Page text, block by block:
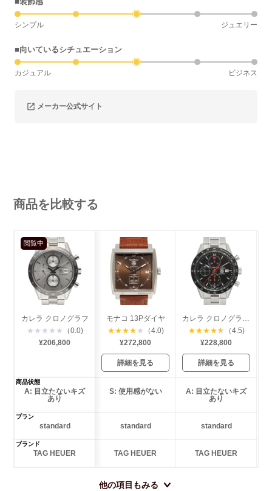
シンプル ジュエリー
■向いているシチュエーション
カジュアル ビジネス
メーカー公式サイト
商品を比較する
閲覧中
カレラ クロノグラフ
★ ★ ★ ★ ★
（0.0)
¥206,800
モナコ 13Pダイヤ
★★★★ ★
（4.0)
¥272,800
詳細を見る
カレラ クロノグラフ レーシング
★★★★★
（4.5)
¥228,800
詳細を見る
商品状態
A: 目立たないキズ
あり
S: 使用感がない
A: 目立たないキズ
あり
プラン
standard standard standard
ブランド
TAG HEUER TAG HEUER TAG HEUER
他の項目もみる